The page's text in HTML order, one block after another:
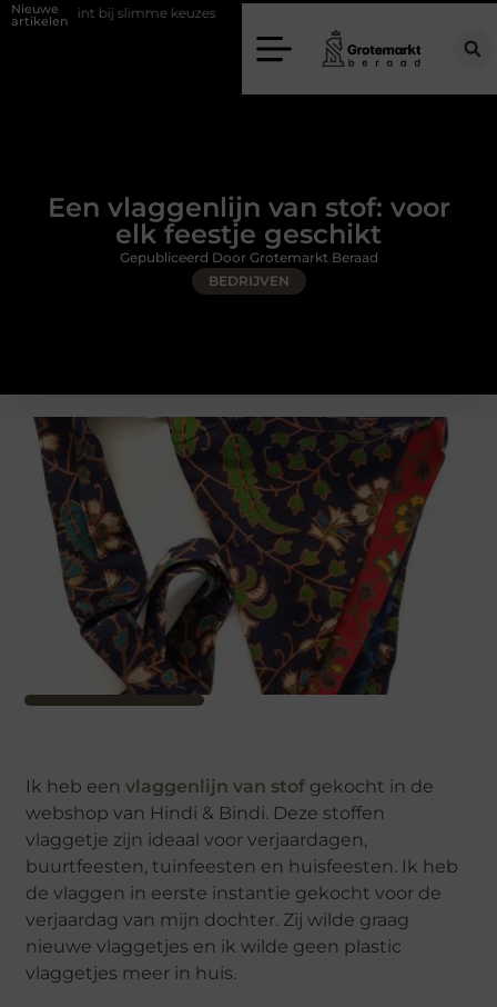
Nieuwe
artikelen
slimme keuzes Waarom kiezen voor een rijschool in Utrecht?
Een vlaggenlijn van stof: voor
elk feestje geschikt
BEDRIJVEN
Gepubliceerd Door Grotemarkt Beraad
Ik heb eenvlaggenlijn van stof gekocht in de
webshop van Hindi & Bindi. Deze stoffen
vlaggetje zijn ideaal voor verjaardagen,
buurtfeesten, tuinfeesten en huisfeesten. Ik heb
de vlaggen in eerste instantie gekocht voor de
verjaardag van mijn dochter. Zij wilde graag
nieuwe vlaggetjes en ik wilde geen plastic
vlaggetjes meer in huis.